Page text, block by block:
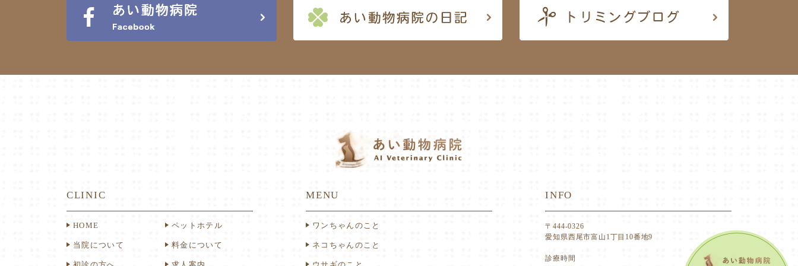
CLINIC
HOME
当院について
ペットホテル
料金について
MENU
ワンちゃんのこと
ネコちゃんのこと
INFO
〒444-0326
愛知県西尾市富山1丁目10番地9
診療時間